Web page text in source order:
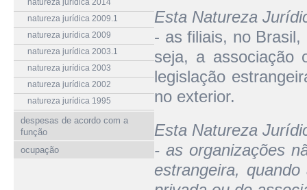
natureza jurídica 2014
natureza jurídica 2009.1
natureza jurídica 2009
natureza jurídica 2003.1
natureza jurídica 2003
natureza jurídica 2002
natureza jurídica 1995
despesas de acordo com a
função
ocupação
Esta Natureza
- as filiais, no
seja, a associação
legislação
no exterior.
Esta Natureza
- as organizações
estrangeira,